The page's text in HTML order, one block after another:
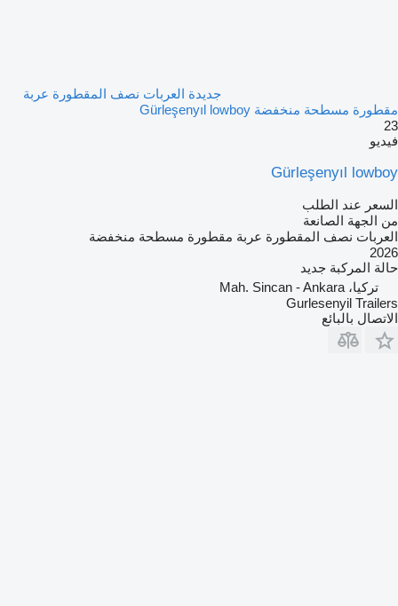
جديدة العربات نصف المقطورة عربة
مقطورة مسطحة منخفضة Gürleşenyıl lowboy
23
فيديو
Gürleşenyıl lowboy
السعر عند الطلب
من الجهة الصانعة
العربات نصف المقطورة عربة مقطورة مسطحة منخفضة
2026
حالة المركبة جديد
تركيا، Mah. Sincan - Ankara
Gurlesenyil Trailers
الاتصال بالبائع